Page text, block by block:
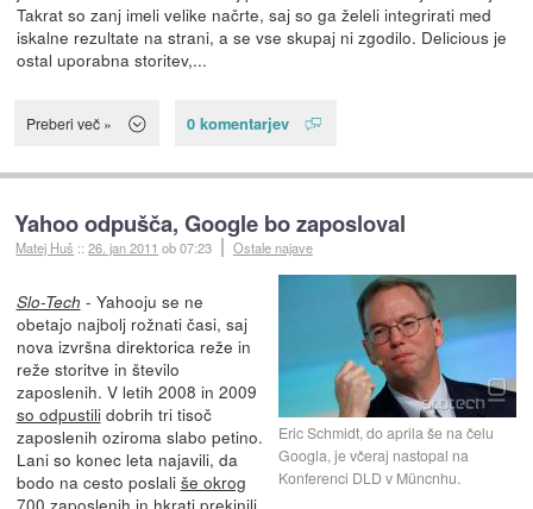
Takrat so zanj imeli velike načrte, saj so ga želeli integrirati med
iskalne rezultate na strani, a se vse skupaj ni zgodilo. Delicious je
ostal uporabna storitev,...
Preberi več » 0 komentarjev
Yahoo odpušča, Google bo zaposloval
Matej Huš ::26. jan 2011 ob 07:23 Ostale najave
Eric Schmidt, do aprila še na čelu
Googla, je včeraj nastopal na
Konferenci DLD v Müncnhu.
Slo-Tech - Yahooju se ne
obetajo najbolj rožnati časi, saj
nova izvršna direktorica reže in
reže storitve in število
zaposlenih. V letih 2008 in 2009
so odpustilidobrih tri tisoč
zaposlenih oziroma slabo petino.
Lani so konec leta najavili, da
bodo na cesto poslali še okrog